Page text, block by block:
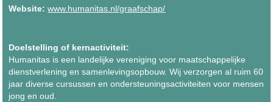
Website: www.humanitas.nl/graafschap/
Doelstelling of kernactiviteit:
Humanitas is een landelijke vereniging voor maatschappelijke
dienstverlening en samenlevingsopbouw. Wij verzorgen al ruim 60
jaar diverse cursussen en ondersteuningsactiviteiten voor mensen
jong en oud.